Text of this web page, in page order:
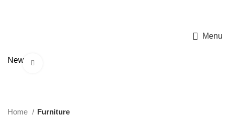
Menu
New
Home
Furniture